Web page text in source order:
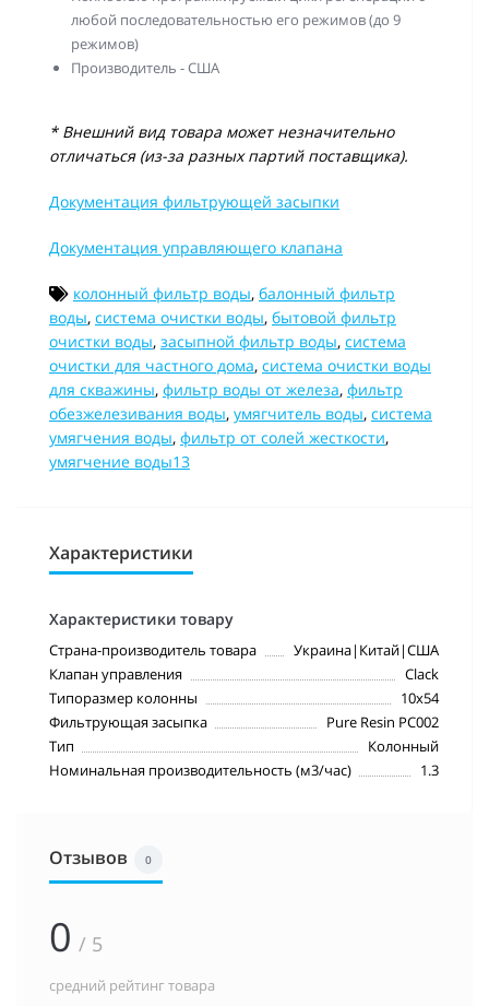
любой последовательностью его режимов (до 9
режимов)
Производитель - США
* Внешний вид товара может незначительно
отличаться (из-за разных партий поставщика).
Документация фильтрующей засыпки
Документация управляющего клапана
колонный фильтр воды, балонный фильтр
воды, система очистки воды, бытовой фильтр
очистки воды, засыпной фильтр воды, система
очистки для частного дома, система очистки воды
для скважины, фильтр воды от железа, фильтр
обезжелезивания воды, умягчитель воды, система
умягчения воды, фильтр от солей жесткости,
умягчение воды13
Характеристики
Характеристики товару
Страна-производитель товара
Украина|Китай|США
Клапан управления
Clack
Типоразмер колонны
10х54
Фильтрующая засыпка
Pure Resin PC002
Тип
Колонный
Номинальная производительность (м3/час)
1.3
Отзывов 0
0 / 5
средний рейтинг товара